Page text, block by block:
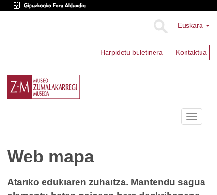
Euskara
Harpidetu buletinera Kontaktua
Toggle
Web mapa
Atariko edukiaren zuhaitza. Mantendu sagua